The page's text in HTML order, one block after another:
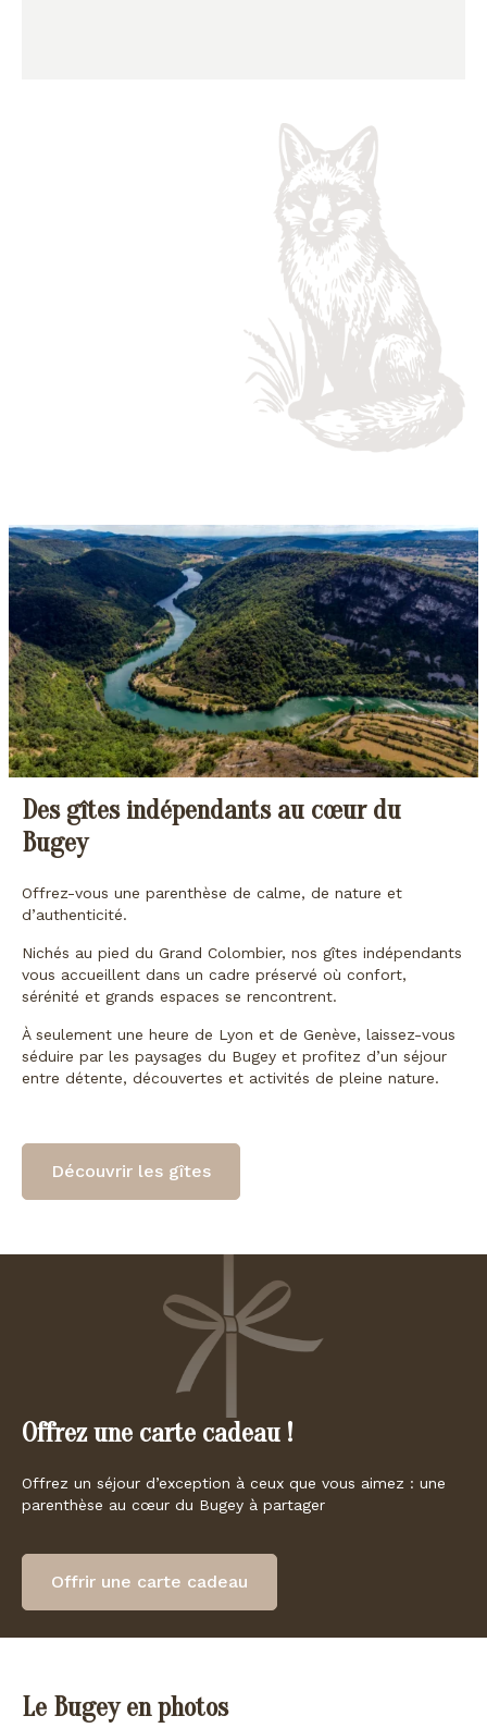
Des gîtes indépendants au cœur du
Bugey
Offrez-vous une parenthèse de calme, de nature et
d’authenticité.
Nichés au pied du Grand Colombier, nos gîtes indépendants
vous accueillent dans un cadre préservé où confort,
sérénité et grands espaces se rencontrent.
À seulement une heure de Lyon et de Genève, laissez-vous
séduire par les paysages du Bugey et profitez d’un séjour
entre détente, découvertes et activités de pleine nature.
Découvrir les gîtes
Offrez une carte cadeau !
Offrez un séjour d’exception à ceux que vous aimez : une
parenthèse au cœur du Bugey à partager
Offrir une carte cadeau
Le Bugey en photos